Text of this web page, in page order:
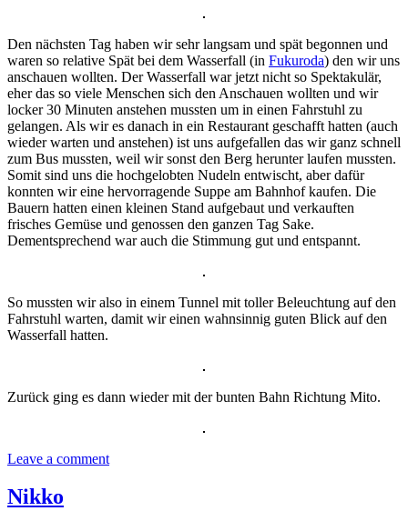
Den nächsten Tag haben wir sehr langsam und spät begonnen und
waren so relative Spät bei dem Wasserfall (in Fukuroda) den wir uns
anschauen wollten. Der Wasserfall war jetzt nicht so Spektakulär,
eher das so viele Menschen sich den Anschauen wollten und wir
locker 30 Minuten anstehen mussten um in einen Fahrstuhl zu
gelangen. Als wir es danach in ein Restaurant geschafft hatten (auch
wieder warten und anstehen) ist uns aufgefallen das wir ganz schnell
zum Bus mussten, weil wir sonst den Berg herunter laufen mussten.
Somit sind uns die hochgelobten Nudeln entwischt, aber dafür
konnten wir eine hervorragende Suppe am Bahnhof kaufen. Die
Bauern hatten einen kleinen Stand aufgebaut und verkauften
frisches Gemüse und genossen den ganzen Tag Sake.
Dementsprechend war auch die Stimmung gut und entspannt.
So mussten wir also in einem Tunnel mit toller Beleuchtung auf den
Fahrstuhl warten, damit wir einen wahnsinnig guten Blick auf den
Wasserfall hatten.
Zurück ging es dann wieder mit der bunten Bahn Richtung Mito.
Leave a comment
Nikko